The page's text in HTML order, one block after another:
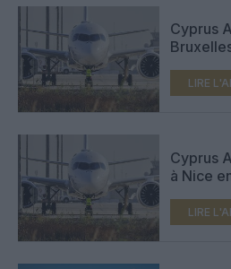
Cyprus
LIRE
Cyprus
à Nice
LIRE